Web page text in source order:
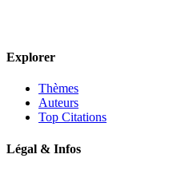
Explorer
Thèmes
Auteurs
Top Citations
Légal & Infos